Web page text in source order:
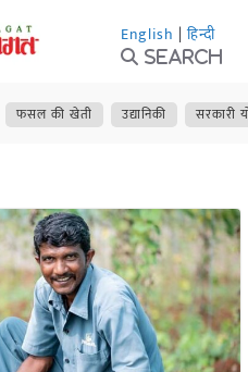
English | हिन्दी
Search
फसल की खेती उद्यानिकी सरकारी